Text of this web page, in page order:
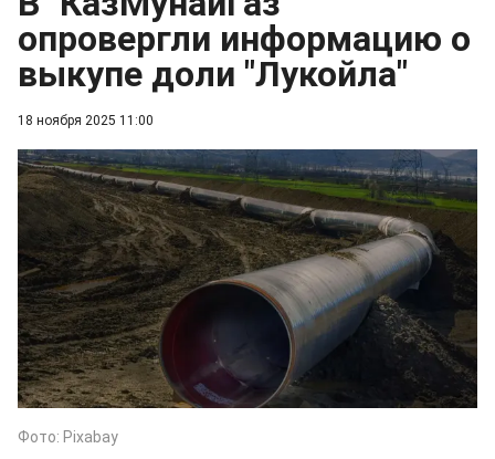
18 ноября 2025 11:00
опровергли информацию о
выкупе доли "Лукойла"
Фото: Pixabay